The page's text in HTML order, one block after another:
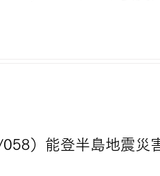
）能登半島地震災